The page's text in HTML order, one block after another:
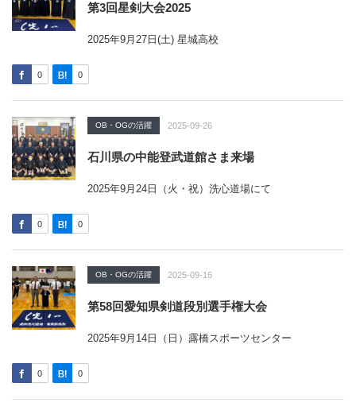
第3回星剣大会2025
2025年9月27日(土) 星城高校
0 0
OB・OGの活躍 2025-09-26
石川県の中能登武道館さま来場
2025年9月24日（火・祝）洗心道場にて
0 0
OB・OGの活躍 2025-09-16
第58回愛知県剣道段別選手権大会
2025年9月14日（日）露橋スポーツセンター
0 0